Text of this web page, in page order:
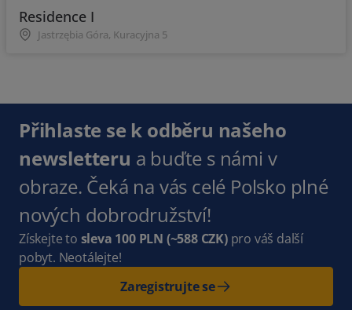
Residence I
Jastrzębia Góra, Kuracyjna 5
Přihlaste se k odběru našeho
newsletteru a buďte s námi v
obraze. Čeká na vás celé Polsko plné
nových dobrodružství!
Získejte to sleva 100 PLN (~588 CZK) pro váš další
pobyt. Neotálejte!
Zaregistrujte se